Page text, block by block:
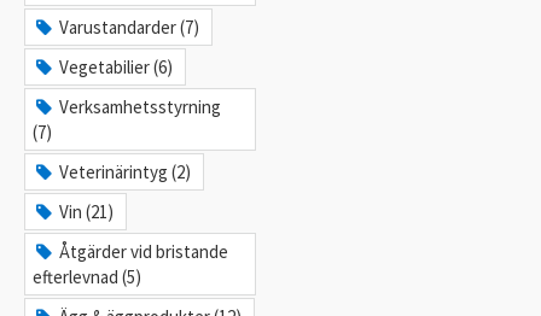
Varustandarder (7)
Vegetabilier (6)
Verksamhetsstyrning
(7)
Veterinärintyg (2)
Vin (21)
Åtgärder vid bristande
efterlevnad (5)